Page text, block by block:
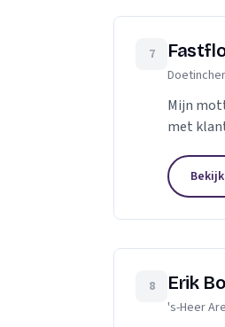
7
Mijn
met
8 Erik
's-Heer